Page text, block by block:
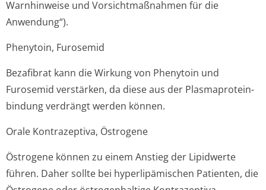
Warnhinweise und Vorsichtmaßnahmen für die
Anwendung“).
Phenytoin, Furosemid
Bezafibrat kann die Wirkung von Phenytoin und
Furosemid verstärken, da diese aus der Plasmaprotein­
bindung verdrängt werden können.
Orale Kontrazeptiva, Östrogene
Östrogene können zu einem Anstieg der Lipidwerte
führen. Daher sollte bei hyperlipämischen Patienten, die